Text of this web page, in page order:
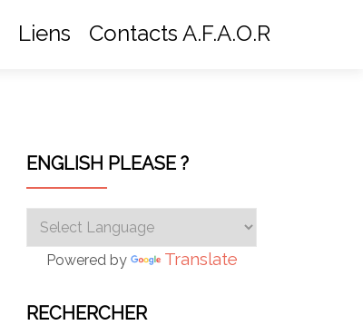
Liens Contacts A.F.A.O.R
ENGLISH PLEASE ?
Powered by Translate
RECHERCHER